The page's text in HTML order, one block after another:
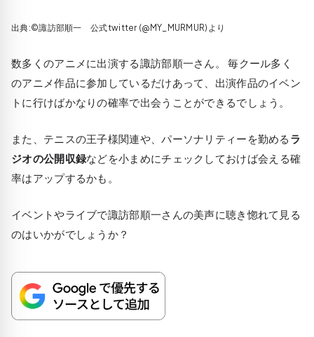
出典:©諏訪部順一 公式twitter (@MY_MURMUR)より
数多くのアニメに出演する諏訪部順一さん。 毎クール多く
のアニメ作品に参加しているだけあって、出演作品のイベン
トに行けばかなりの確率で出会うことができるでしょう。
また、テニスの王子様関連や、パーソナリティーを勤める ラ
ジオの公開収録などを小まめにチェックしておけば会える確
率はアップするかも。
イベントやライブで諏訪部順一さんの美声に聴き惚れて見る
のはいかがでしょうか？